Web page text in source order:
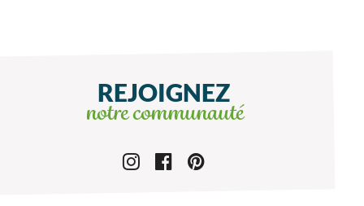
REJOIGNEZ
notre communauté